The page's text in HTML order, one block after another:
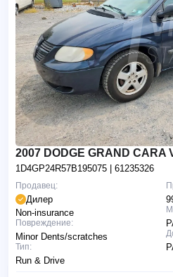
2007 DODGE GRAND CARA
1D4GP24R57B195075 | 61235326
Продавец:
Дилер
Non-insurance
Повреждение:
Minor Dents/scratches
Тип:
Run & Drive